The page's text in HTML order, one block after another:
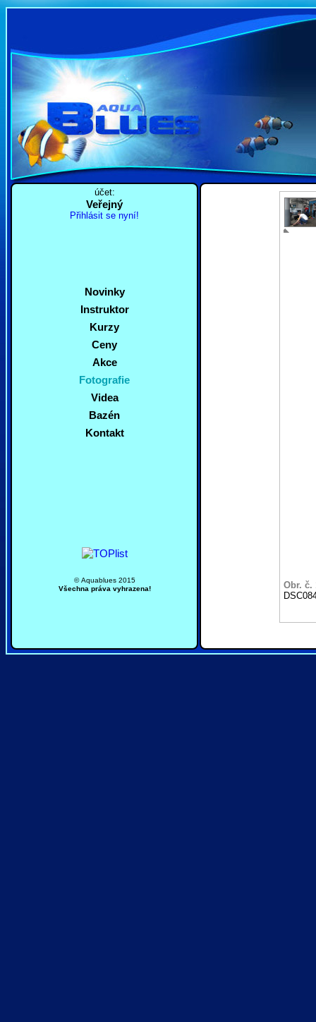
účet:
Veřejný
Přihlásit se nyní!
Novinky
Instruktor
Kurzy
Ceny
Akce
Fotografie
Videa
Bazén
Kontakt
© Aquablues 2015
Všechna práva vyhrazena!
Obr. č.